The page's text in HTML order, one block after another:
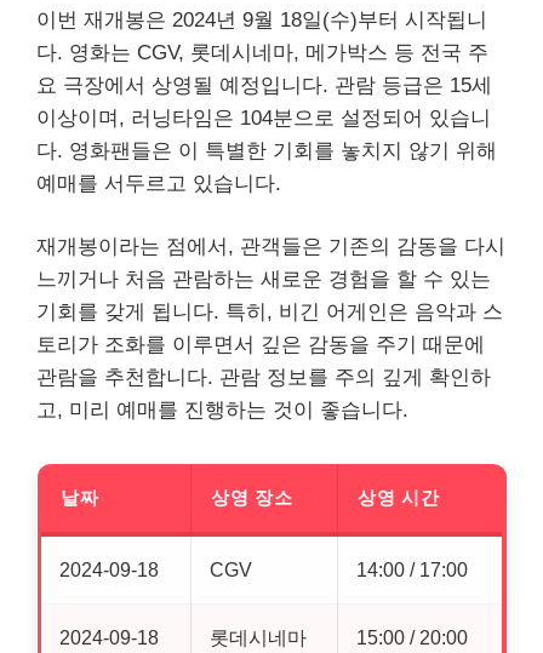
이번 재개봉은 2024년 9월 18일(수)부터 시작됩니
다. 영화는 CGV, 롯데시네마, 메가박스 등 전국 주
요 극장에서 상영될 예정입니다. 관람 등급은 15세
이상이며, 러닝타임은 104분으로 설정되어 있습니
다. 영화팬들은 이 특별한 기회를 놓치지 않기 위해
예매를 서두르고 있습니다.
재개봉이라는 점에서, 관객들은 기존의 감동을 다시
느끼거나 처음 관람하는 새로운 경험을 할 수 있는
기회를 갖게 됩니다. 특히, 비긴 어게인은 음악과 스
토리가 조화를 이루면서 깊은 감동을 주기 때문에
관람을 추천합니다. 관람 정보를 주의 깊게 확인하
고, 미리 예매를 진행하는 것이 좋습니다.
날짜 상영 장소 상영 시간
2024-09-18 CGV 14:00 / 17:00
2024-09-18 롯데시네마 15:00 / 20:00